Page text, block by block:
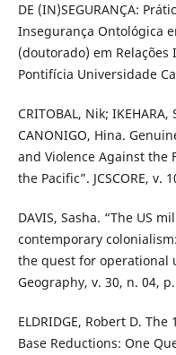
DE (IN)SEGURANÇA:
Insegurança Ontológica
(doutorado) em Relações
Pontifícia Universidade
CRITOBAL, Nik; IKEHARA,
CANONIGO, Hina.
and Violence Against the
the Pacific”. JCSCORE, v.
DAVIS, Sasha. “The US
contemporary
the quest for operational
Geography, v. 30, n. 04,
ELDRIDGE, Robert D.
Base Reductions: One